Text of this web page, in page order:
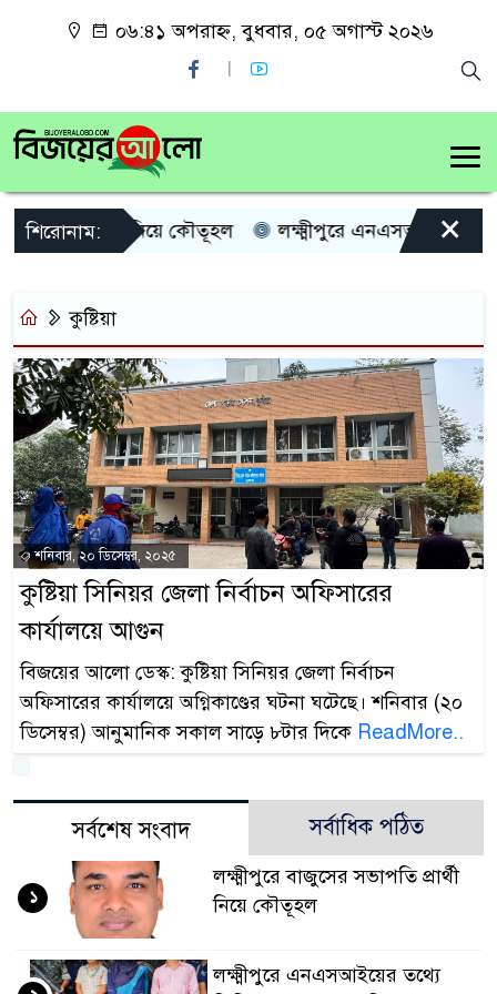
০৬:৪১ অপরাহ্ন, বুধবার, ০৫ অগাস্ট ২০২৬
শিরোনাম:প্রার্থী নিয়ে কৌতূহল লক্ষ্মীপুরে এনএসআইয়ের তথ্যে
×
কুষ্টিয়া
শনিবার, ২০ ডিসেম্বর, ২০২৫
কুষ্টিয়া সিনিয়র জেলা নির্বাচন অফিসারের
কার্যালয়ে আগুন
বিজয়ের আলো ডেস্ক: কুষ্টিয়া সিনিয়র জেলা নির্বাচন
অফিসারের কার্যালয়ে অগ্নিকাণ্ডের ঘটনা ঘটেছে। শনিবার (২০
ডিসেম্বর) আনুমানিক সকাল সাড়ে ৮টার দিকে ReadMore..
সর্বশেষ সংবাদ সর্বাধিক পঠিত
লক্ষ্মীপুরে বাজুসের সভাপতি প্রার্থী
নিয়ে কৌতূহল
১
লক্ষ্মীপুরে এনএসআইয়ের তথ্যে